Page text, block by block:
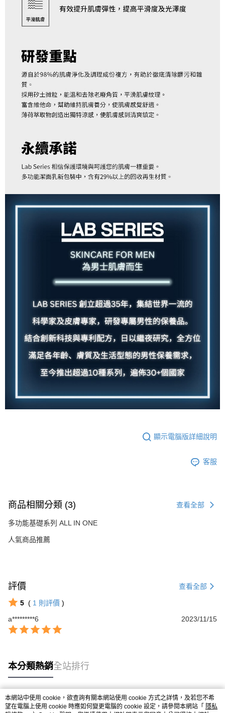
顯示電腦版詳細說明
客服
商品相關分類 (3) 查看全部
多功能基礎系列 ALL IN ONE
人氣商品推薦
評價 查看全部
5 ( 1 則評價 )
a*********6
2023/11/15
本分類熱銷全站排行
熱門標籤
本網站中使用 cookie，欲查詢有關本網站使用 cookie 方式之詳情，及若您不希
望在電腦上使用 cookie 時應如何變更電腦的 cookie 設定，請參閱本網站「 隱私